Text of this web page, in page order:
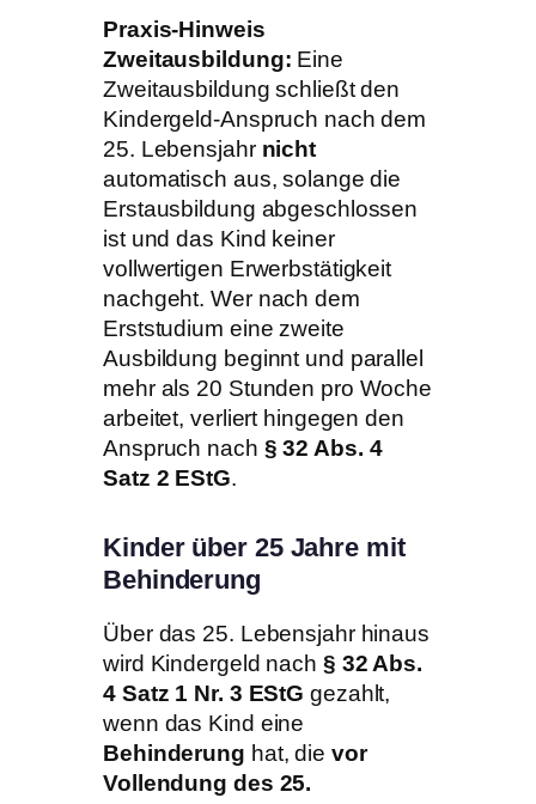
Praxis-Hinweis
Zweitausbildung: Eine
Zweitausbildung schließt den
Kindergeld-Anspruch nach dem
25. Lebensjahr nicht
automatisch aus, solange die
Erstausbildung abgeschlossen
ist und das Kind keiner
vollwertigen Erwerbstätigkeit
nachgeht. Wer nach dem
Erststudium eine zweite
Ausbildung beginnt und parallel
mehr als 20 Stunden pro Woche
arbeitet, verliert hingegen den
Anspruch nach § 32 Abs. 4
Satz 2 EStG.
Kinder über 25 Jahre mit
Behinderung
Über das 25. Lebensjahr hinaus
wird Kindergeld nach § 32 Abs.
4 Satz 1 Nr. 3 EStG gezahlt,
wenn das Kind eine
Behinderung hat, die vor
Vollendung des 25.